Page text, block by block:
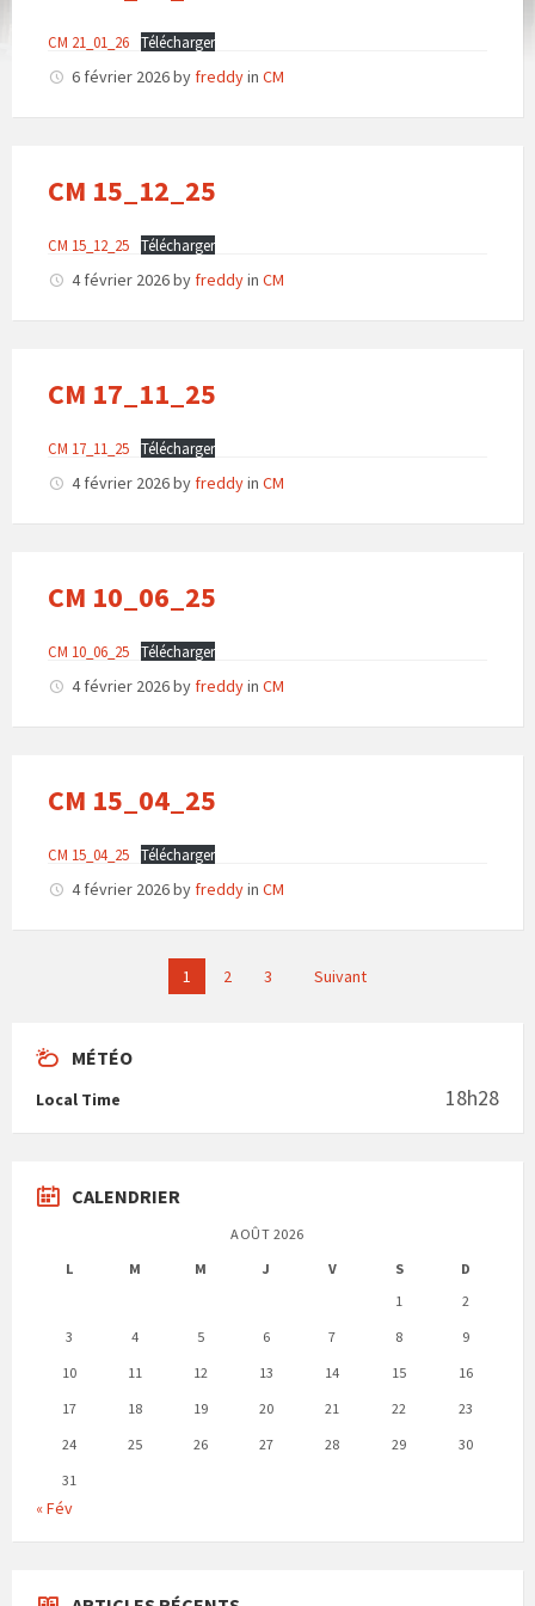
CM 21_01_26 Télécharger
6 février 2026by freddyin CM
CM 15_12_25
CM 15_12_25 Télécharger
4 février 2026by freddyin CM
CM 17_11_25
CM 17_11_25 Télécharger
4 février 2026by freddyin CM
CM 10_06_25
CM 10_06_25 Télécharger
4 février 2026by freddyin CM
CM 15_04_25
CM 15_04_25 Télécharger
4 février 2026by freddyin CM
1 2 3 Suivant
MÉTÉO
Local Time 18h28
CALENDRIER
AOÛT 2026
L
M M J V S
D
1
2
3
4 5 6 7 8
9
10
11 12 13 14 15
16
17
18 19 20 21 22
23
24
25 26 27 28 29
30
31
« Fév